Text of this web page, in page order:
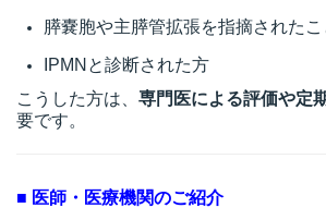
膵嚢胞や主膵管拡張を指摘された
IPMNと診断された方
こうした方は、 専門医による評価や定
要です。
■ 医師・医療機関のご紹介